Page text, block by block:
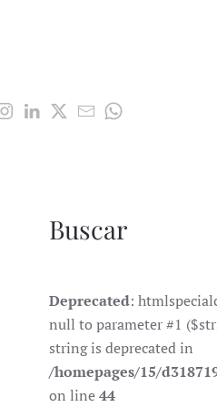
Buscar
Deprecated:
null to parameter #1
string is deprecated in
/homepages/15/
on line44